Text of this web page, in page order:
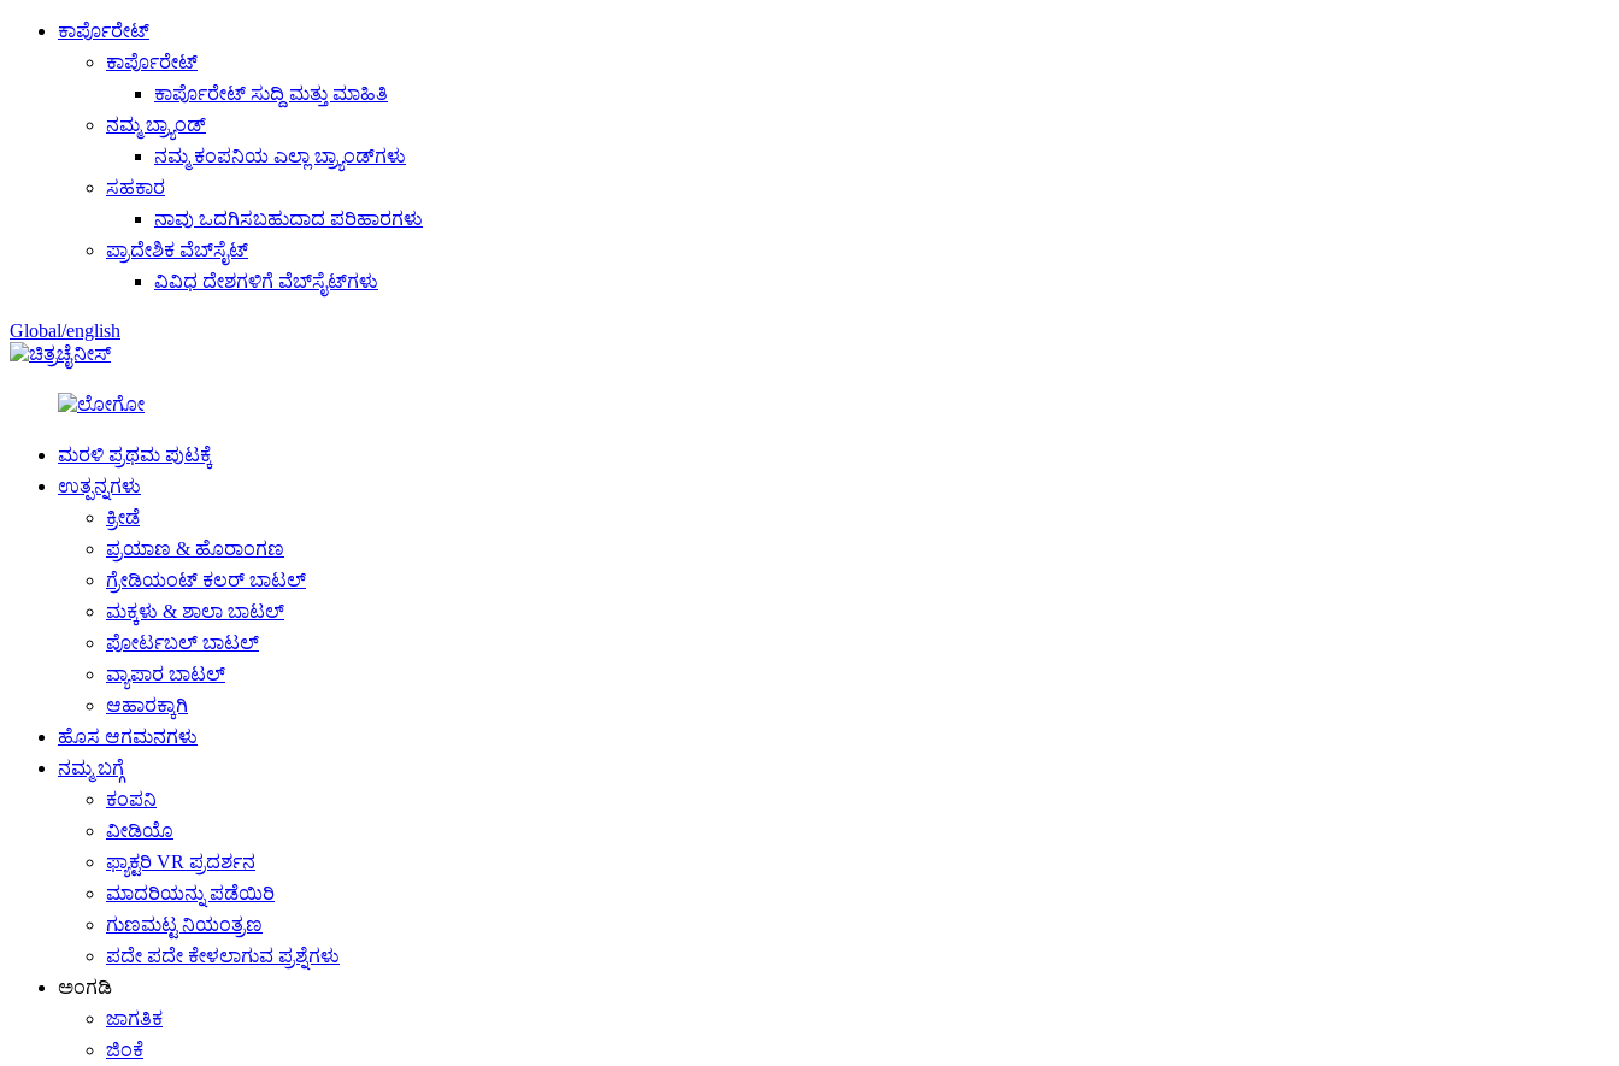
ಕಾರ್ಪೊರೇಟ್
ಕಾರ್ಪೊರೇಟ್
ಕಾರ್ಪೊರೇಟ್ ಸುದ್ದಿ ಮತ್ತು ಮಾಹಿತಿ
ನಮ್ಮ ಬ್ರ್ಯಾಂಡ್
ನಮ್ಮ ಕಂಪನಿಯ ಎಲ್ಲಾ ಬ್ರ್ಯಾಂಡ್‌ಗಳು
ಸಹಕಾರ
ನಾವು ಒದಗಿಸಬಹುದಾದ ಪರಿಹಾರಗಳು
ಪ್ರಾದೇಶಿಕ ವೆಬ್‌ಸೈಟ್
ವಿವಿಧ ದೇಶಗಳಿಗೆ ವೆಬ್‌ಸೈಟ್‌ಗಳು
Global/english
ಚೈನೀಸ್
ಮರಳಿ ಪ್ರಥಮ ಪುಟಕ್ಕೆ
ಉತ್ಪನ್ನಗಳು
ಕ್ರೀಡೆ
ಪ್ರಯಾಣ & ಹೊರಾಂಗಣ
ಗ್ರೇಡಿಯಂಟ್ ಕಲರ್ ಬಾಟಲ್
ಮಕ್ಕಳು & ಶಾಲಾ ಬಾಟಲ್
ಪೋರ್ಟಬಲ್ ಬಾಟಲ್
ವ್ಯಾಪಾರ ಬಾಟಲ್
ಆಹಾರಕ್ಕಾಗಿ
ಹೊಸ ಆಗಮನಗಳು
ನಮ್ಮ ಬಗ್ಗೆ
ಕಂಪನಿ
ವೀಡಿಯೊ
ಫ್ಯಾಕ್ಟರಿ VR ಪ್ರದರ್ಶನ
ಮಾದರಿಯನ್ನು ಪಡೆಯಿರಿ
ಗುಣಮಟ್ಟ ನಿಯಂತ್ರಣ
ಪದೇ ಪದೇ ಕೇಳಲಾಗುವ ಪ್ರಶ್ನೆಗಳು
ಅಂಗಡಿ
ಜಾಗತಿಕ
ಜಿಂಕೆ